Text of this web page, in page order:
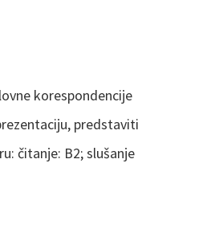
korespondencije
predstaviti
čitanje: B2; slušanje